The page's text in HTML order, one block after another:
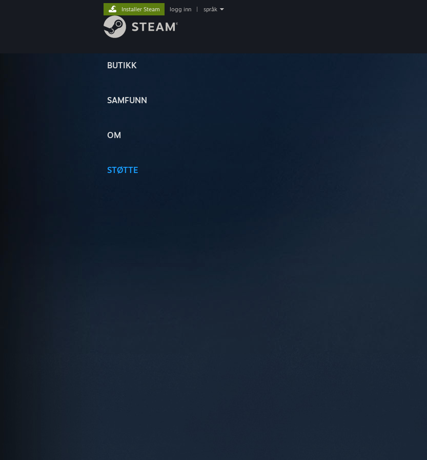
BUTIKK
SAMFUNN
OM
STØTTE
Installer Steam logg inn språk